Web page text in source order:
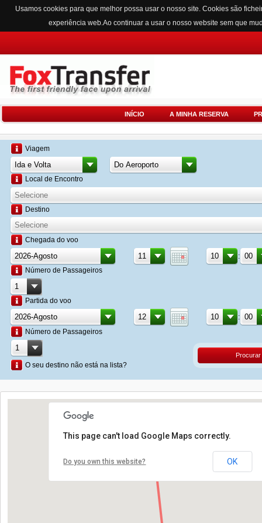
Usamos cookies para que melhor possa usar o nosso site. Cookies são
experiência web.Ao continuar a usar o nosso website sem que
INÍCIO A MINHA RESERVA
Viagem
Local de Encontro
Destino
Chegada do voo
:
Número de Passageiros
Partida do voo
:
Número de Passageiros
O seu destino não está na lista?
Procurar
This page can't load Google Maps correctly.
Do you own this website? OK